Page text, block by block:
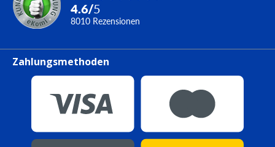
4.6/5
8010 Rezensionen
Zahlungsmethoden